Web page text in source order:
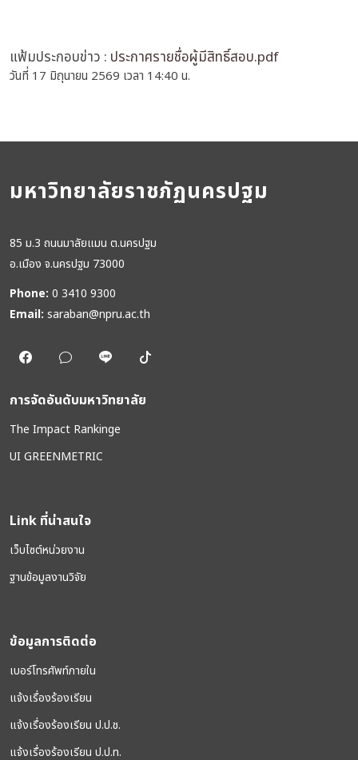
แฟ้มประกอบข่าว : ประกาศรายชื่อผู้มีสิทธิ์สอบ.pdf
วันที่ 17 มิถุนายน 2569 เวลา 14:40 น.
มหาวิทยาลัยราชภัฏนครปฐม
85 ม.3 ถนนมาลัยแมน ต.นครปฐม
อ.เมือง จ.นครปฐม 73000
Phone: 0 3410 9300
Email: saraban@npru.ac.th
การจัดอันดับมหาวิทยาลัย
The Impact Rankinge
UI GREENMETRIC
Link ที่น่าสนใจ
เว็บไซต์หน่วยงาน
ฐานข้อมูลงานวิจัย
ข้อมูลการติดต่อ
เบอร์โทรศัพท์ภายใน
แจ้งเรื่องร้องเรียน
แจ้งเรื่องร้องเรียน ป.ป.ช.
แจ้งเรื่องร้องเรียน ป.ป.ท.